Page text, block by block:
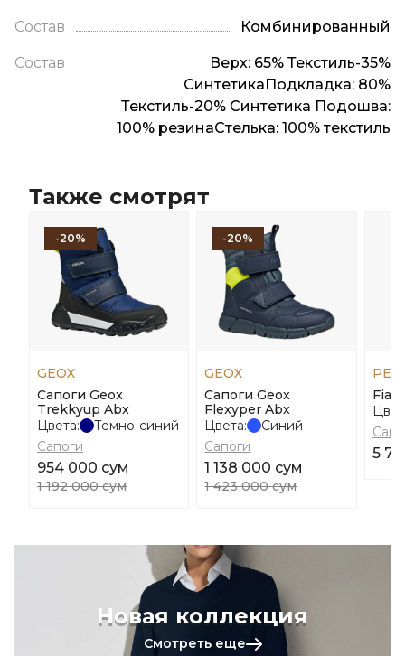
Состав Комбинированный
Состав
Верх: 65% Текстиль-35%
СинтетикаПодкладка: 80%
Текстиль-20% Синтетика Подошва:
100% резинаСтелька: 100% текстиль
Также смотрят
-20%
GEOX
Сапоги Geox
Trekkyup Abx
Цвета:
Темно-синий
Сапоги
954 000 сум
1 192 000 сум
-20%
GEOX
Сапоги Geox
Flexyper Abx
Цвета:
Синий
Сапоги
1 138 000 сум
1 423 000 сум
5
Новая коллекция
Смотреть еще